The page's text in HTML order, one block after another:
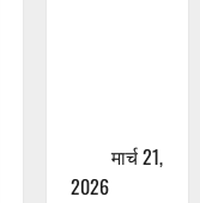
मार्च 21,
2026